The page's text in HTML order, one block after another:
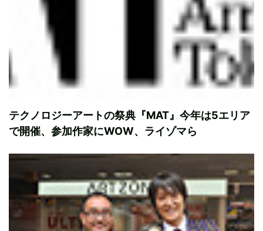
テクノロジーアートの祭典『MAT』今年は5エリア
で開催、参加作家にWOW、ライゾマら